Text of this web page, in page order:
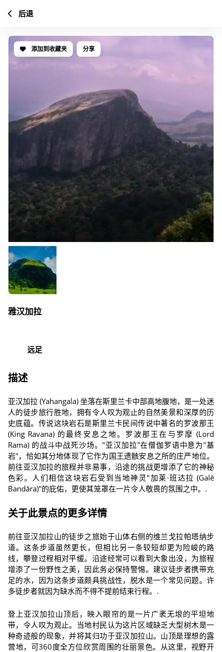
添加到收藏夹 分享
雅汉加拉
远足
描述
亚汉加拉 (Yahangala) 坐落在斯里兰卡中部高地腹地，是一处迷
人的徒步旅行胜地，拥有令人叹为观止的自然美景和深厚的历
史底蕴。传说这块岩石是斯里兰卡民间传说中著名的罗波那王
(King Ravana) 的最终安息之地。罗波那王在与罗摩 (Lord
Rama) 的战斗中战死沙场。"亚汉加拉"在僧伽罗语中意为"基
岩"，恰如其分地体现了它作为国王遗骸安息之所的庄严地位。
前往亚汉加拉的旅程并非易事，沿途的挑战更增添了它的神秘
色彩。人们相信这块岩石受到当地神灵"加莱·班达拉 (Galē
Bandāra)"的庇佑，更使其笼罩在一片令人敬畏的氛围之中。.
关于此景点的更多详情
前往亚汉加拉山的徒步之旅始于山体右侧的维兰戈拉帕塔纳步
道。这条步道虽然更长，但相比另一条较短却更为险峻的路
线，攀登过程相对平缓。沿途经常可以看到大象出没，为旅程
增添了一份野性之美，因此务必保持警惕。建议徒步者携带充
足的水，因为这条步道颇具挑战性，脱水是一个常见问题。许
多徒步者就因为缺水而不得不提前结束行程。.
登上亚汉加拉山顶后，映入眼帘的是一片广袤无垠的平坦地
带，令人叹为观止。当地村民认为这片区域缺乏大型树木是一
种奇迹般的现象，并将其归功于亚汉加拉山。山顶是理想的露
营地，可360度全方位欣赏周围的壮丽景色。从这里，视野开
后退